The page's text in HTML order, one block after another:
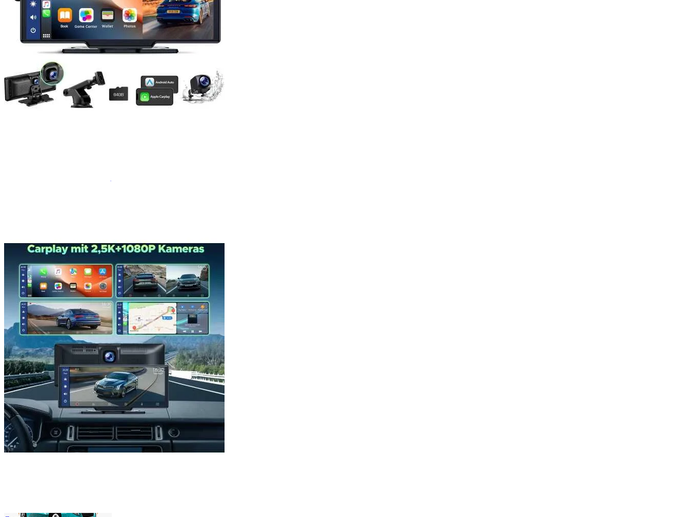
Navigație Mercedes W204
Navigație Mercedes W211
Navigație Mercedes Sprinter
Passat
Navigație Passat B5
Navigație Passat B5 5
Navigație Passat B7
Navigație Passat B8
Navigație Passat CC
Skoda
Accesorii Dacia Duster 3
Accesorii Duster 2
Parfum masina
Copertine auto
Incalzitor diesel
Antifurt masina
Blog
Despre Noi